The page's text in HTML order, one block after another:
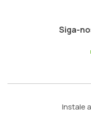
Siga-
Instale